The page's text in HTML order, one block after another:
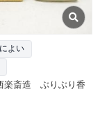
よい
斎造 ぶりぶり香